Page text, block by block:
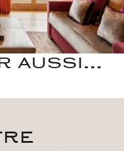
aussi...